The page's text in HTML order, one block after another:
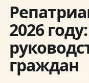
2026
граждан